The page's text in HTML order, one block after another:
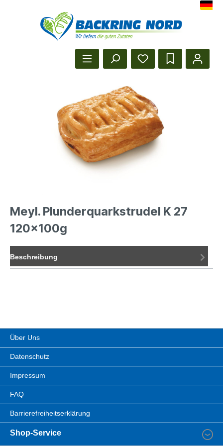
Herzlich Willkommen beim
Meyl. Plunderquarkstrudel K 27
120x100g
Beschreibung
Über Uns
Datenschutz
Impressum
FAQ
Barrierefreiheitserklärung
Shop-Service